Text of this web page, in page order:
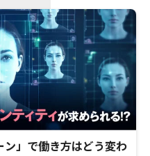
ン」で働き方はどう変わ